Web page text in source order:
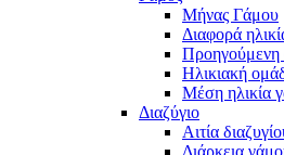
Μήνας Γάμου
Διαφορά
Προηγούμενη
Ηλικιακή
Μέση ηλικία
Διαζύγιο
Αιτία
Διάρκεια